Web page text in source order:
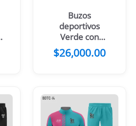
Buzos
deportivos
Verde con
blanco
$26,000.00